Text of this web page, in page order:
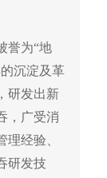
誉为“地
沉淀及革
研发出新
，广受消
经验、
研发技